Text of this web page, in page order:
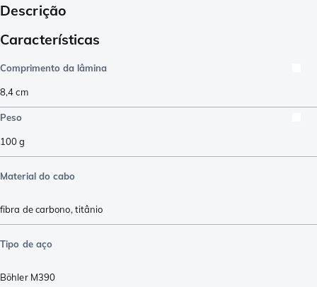
Descrição
Características
Comprimento da lâmina
8,4cm
Peso
100g
Material do cabo
fibra de carbono, titânio
Tipo de aço
Böhler M390